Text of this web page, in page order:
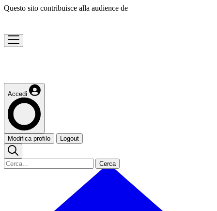
Questo sito contribuisce alla audience de
Accedi
Modifica profilo Logout
Cerca